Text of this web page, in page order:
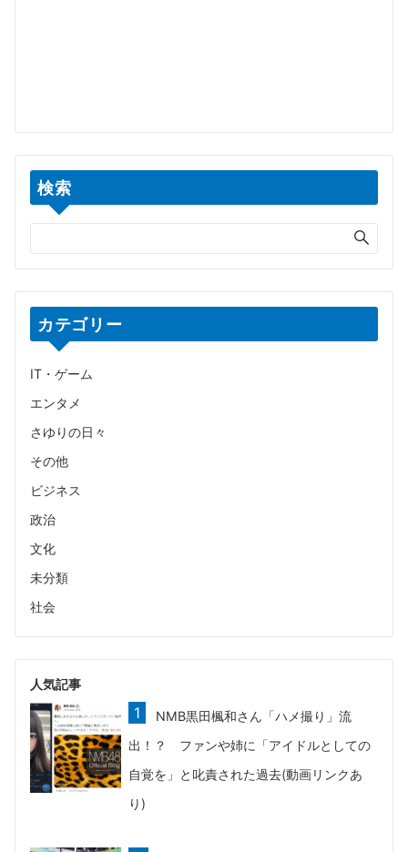
検索
カテゴリー
IT・ゲーム
エンタメ
さゆりの日々
その他
ビジネス
政治
文化
未分類
社会
人気記事
NMB黒田楓和さん「ハメ撮り」流
出！？ ファンや姉に「アイドルとしての
自覚を」と叱責された過去(動画リンクあ
り)